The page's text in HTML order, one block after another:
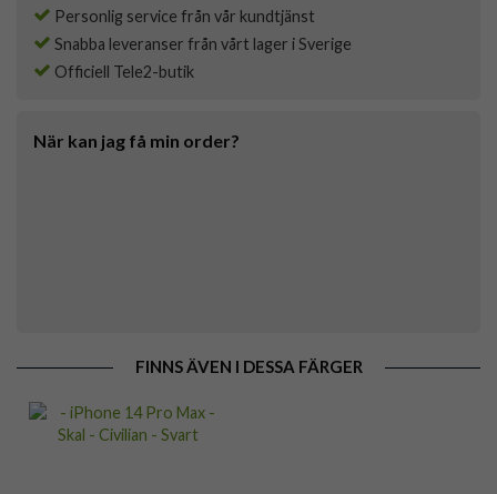
Personlig service från vår kundtjänst
Snabba leveranser från vårt lager i Sverige
Officiell Tele2-butik
När kan jag få min order?
FINNS ÄVEN I DESSA FÄRGER